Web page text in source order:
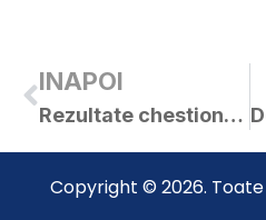
INAPOI
Rezultate chestionare (sondaje) care au condus la forma finală a Listei Generale de proiecte prioritare generate de obiectivele SIDU Curtici 2021- 2027 (2030) – Anexei nr.9 a SIDU și a Anexei nr.10 a SIDU
Copyright © 2026.